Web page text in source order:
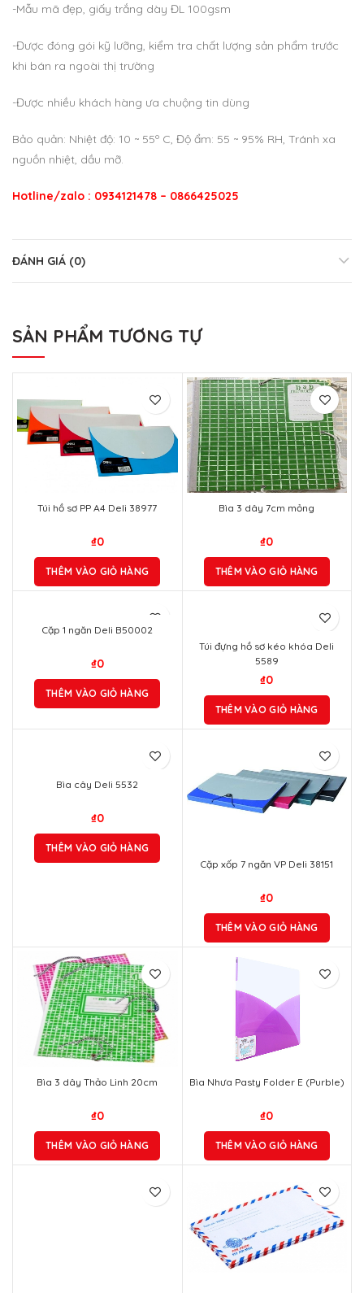
-Mẫu mã đẹp, giấy trắng dày ĐL 100gsm
-Được đóng gói kỹ lưỡng, kiểm tra chất lượng sản phẩm trước
khi bán ra ngoài thị trường
-Được nhiều khách hàng ưa chuộng tin dùng
Bảo quản: Nhiệt độ: 10 ~ 55º C, Độ ẩm: 55 ~ 95% RH, Tránh xa
nguồn nhiệt, dầu mỡ.
Hotline/zalo : 0934121478 – 0866425025
ĐÁNH GIÁ (0)
SẢN PHẨM TƯƠNG TỰ
Túi hồ sơ PP A4 Deli 38977
₫0
THÊM VÀO GIỎ HÀNG
Bìa 3 dây 7cm mỏng
₫0
THÊM VÀO GIỎ HÀNG
Cặp 1 ngăn Deli B50002
₫0
THÊM VÀO GIỎ HÀNG
Túi đựng hồ sơ kéo khóa Deli
5589
₫0
THÊM VÀO GIỎ HÀNG
Bìa cây Deli 5532
₫0
THÊM VÀO GIỎ HÀNG
Cặp xốp 7 ngăn VP Deli 38151
₫0
THÊM VÀO GIỎ HÀNG
Bìa 3 dây Thảo Linh 20cm
₫0
THÊM VÀO GIỎ HÀNG
Bìa Nhưa Pasty Folder E (Purble)
₫0
THÊM VÀO GIỎ HÀNG